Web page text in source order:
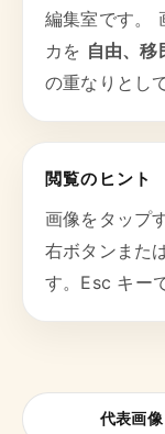
編集室です。
カを 自由、
の重なりとし
閲覧のヒント
画像をタップ
右ボタンまた
す。Esc キー
代表画像